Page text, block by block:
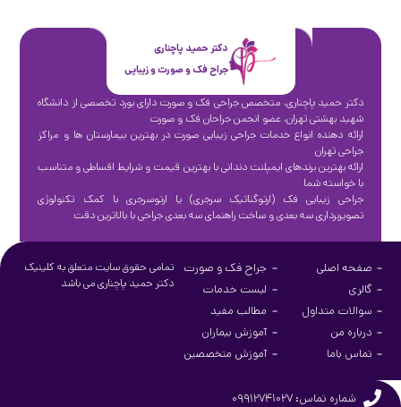
صفحه اصلی
گالری
سوالات متداول
درباره من
تماس باما
جراح فک و صورت
لیست خدمات
مطالب مفید
آموزش بیماران
آموزش متخصصین
تمامی حقوق سایت متعلق به کلینیک
دکتر حمید پاچناری می باشد
دکتر حمید پاچناری
جراح فک و صورت و زیبایی
دکتر حمید پاچناری، متخصص جراحی فک و صورت دارای بورد تخصصی از دانشگاه
شهید بهشتی تهران، عضو انجمن جراحان فک و صورت
ارائه دهنده انواع خدمات جراحی زیبایی صورت در بهترین بیمارستان ها و مراکز
جراحی تهران
ارائه بهترین برندهای ایمپلنت دندانی با بهترین قیمت و شرایط اقساطی و متناسب
با خواسته شما
جراحی زیبایی فک (ارتوگناتیک سرجری) یا ارتوسرجری با کمک تکنولوژی
تصویربرداری سه بعدی و ساخت راهنمای سه بعدی جراحی با بالاترین دقت
شماره تماس: ۰۹۹۱۲۷۴۱۰۲۷